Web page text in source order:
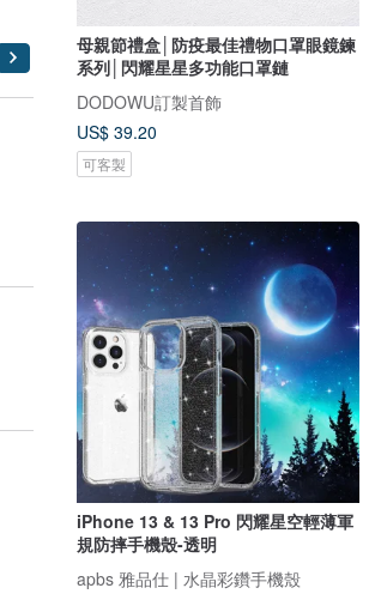
母親節禮盒│防疫最佳禮物口罩眼鏡鍊
系列│閃耀星星多功能口罩鏈
DODOWU訂製首飾
US$ 39.20
可客製
iPhone 13 & 13 Pro 閃耀星空輕薄軍
規防摔手機殼-透明
apbs 雅品仕 | 水晶彩鑽手機殼